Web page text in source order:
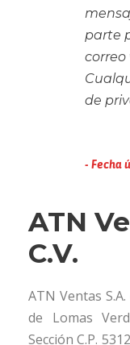
parte
de
Fecha
ATN
C.V.
ATN Ventas
de Lomas
Sección C.P.